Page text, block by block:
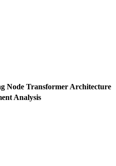
Node Transformer Architecture
Analysis